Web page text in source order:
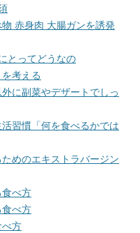
赤身肉 大腸ガンを誘発
とってどうなの
考える
に副菜やデザートでしっ
習慣「何を食べるかでは
めのエキストラバージン
べ方
べ方
べ方